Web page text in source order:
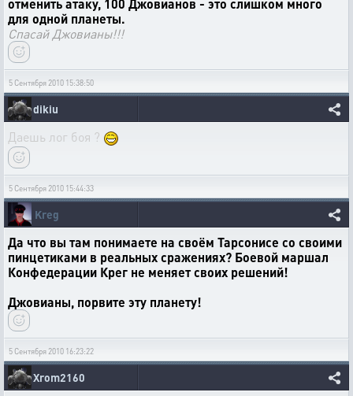
отменить атаку, 100 Джовианов - это слишком много
для одной планеты.
Спасай Джовианы!!!
5 Сентября 2010 15:38:50
dikiu
Даешь лог боя ?
5 Сентября 2010 15:44:33
Kreg
Да что вы там понимаете на своём Тарсонисе со своими
пинцетиками в реальных сражениях? Боевой маршал
Конфедерации Крег не меняет своих решений!
Джовианы, порвите эту планету!
5 Сентября 2010 16:23:22
Xrom2160